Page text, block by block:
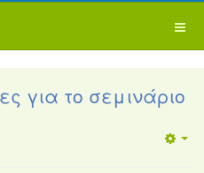
για το σεμινάριο